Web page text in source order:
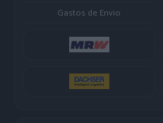
Gastos de Envio